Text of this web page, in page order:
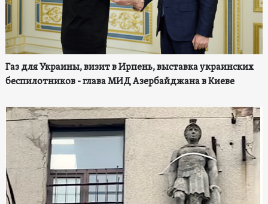
Газ для Украины, визит в Ирпень, выставка украинских
беспилотников - глава МИД Азербайджана в Киеве